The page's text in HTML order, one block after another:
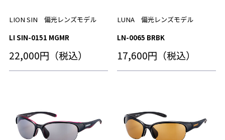
LION SIN 偏光レンズモデル
LI SIN-0151 MGMR
22,000円（税込）
LUNA 偏光レンズモデル
LN-0065 BRBK
17,600円（税込）